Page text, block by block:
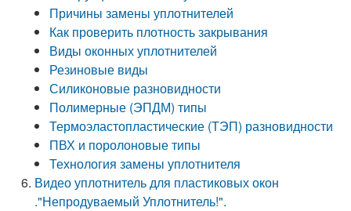
Причины замены уплотнителей
Как проверить плотность закрывания
Виды оконных уплотнителей
Резиновые виды
Силиконовые разновидности
Полимерные (ЭПДМ) типы
Термоэластопластические (ТЭП) разновидности
ПВХ и поролоновые типы
Технология замены уплотнителя
Видео уплотнитель для пластиковых окон
."Непродуваемый Уплотнитель!".